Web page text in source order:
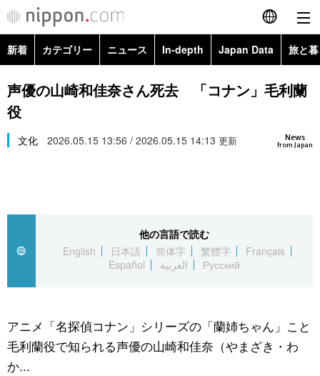
English
简体字
Русский
カテゴリー
経済・ビジネス
国際
文化
トップ
アーカイブ
In-depth
Japan Data
動画/Live
新着 カテゴリー ニュース In-depth Japan Data 旅と
政治・外交
経済・ビジネス
スポーツ・東京2020
Topics
声優の山崎和佳奈さん死去 「コナン」毛利蘭
役
News
from Japan
文化 2026.05.15 13:56 / 2026.05.15 14:13 更新
他の言語で読む
English
日本語 简体字 繁體字
Français
Español
العربية Русский
アニメ「名探偵コナン」シリーズの「蘭姉ちゃん」こと
毛利蘭役で知られる声優の山崎和佳奈（やまざき・わ
か...